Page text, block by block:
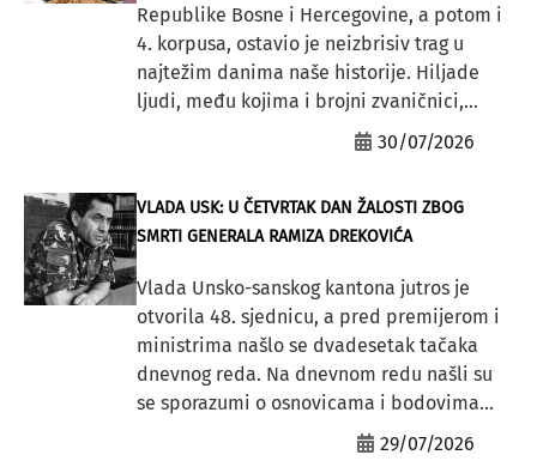
Republike Bosne i Hercegovine, a potom i
4. korpusa, ostavio je neizbrisiv trag u
najtežim danima naše historije. Hiljade
ljudi, među kojima i brojni zvaničnici,...
30/07/2026
VLADA USK: U ČETVRTAK DAN ŽALOSTI ZBOG
SMRTI GENERALA RAMIZA DREKOVIĆA
Vlada Unsko-sanskog kantona jutros je
otvorila 48. sjednicu, a pred premijerom i
ministrima našlo se dvadesetak tačaka
dnevnog reda. Na dnevnom redu našli su
se sporazumi o osnovicama i bodovima...
29/07/2026